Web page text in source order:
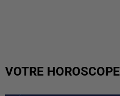
VOTRE HOROSCOPE